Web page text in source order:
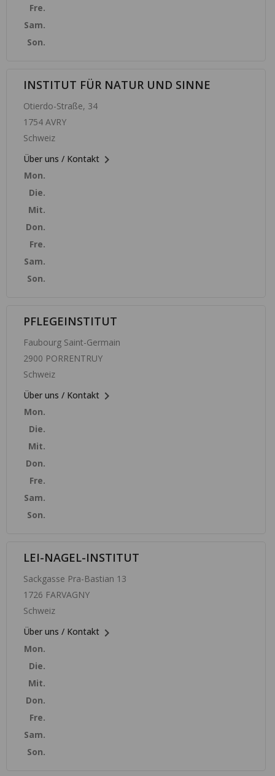
Fre.
Sam.
Son.
INSTITUT FÜR NATUR UND SINNE
Otierdo-Straße, 34
1754 AVRY
Schweiz
Über uns / Kontakt 
Mon.
Die.
Mit.
Don.
Fre.
Sam.
Son.
PFLEGEINSTITUT
Faubourg Saint-Germain
2900 PORRENTRUY
Schweiz
Über uns / Kontakt 
Mon.
Die.
Mit.
Don.
Fre.
Sam.
Son.
LEI-NAGEL-INSTITUT
Sackgasse Pra-Bastian 13
1726 FARVAGNY
Schweiz
Über uns / Kontakt 
Mon.
Die.
Mit.
Don.
Fre.
Sam.
Son.